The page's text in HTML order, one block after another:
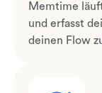
Memtime
und erfasst
deinen Flow